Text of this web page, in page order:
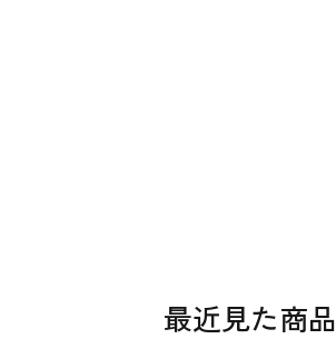
最近見た商品